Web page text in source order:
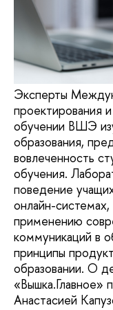
Эксперты
проектирования
обучении ВШЭ
образования,
вовлеченность
обучения.
поведение
онлайн-
применению
коммуникаций в
принципы
образовании. О
«Вышка.Главное»
Анастасией